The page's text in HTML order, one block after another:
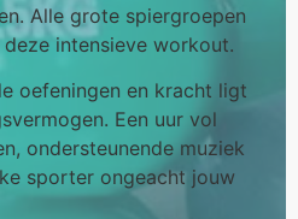
Alle grote spiergroepen
intensieve workout.
oefeningen en kracht ligt
Een uur vol
ondersteunende muziek
sporter ongeacht jouw